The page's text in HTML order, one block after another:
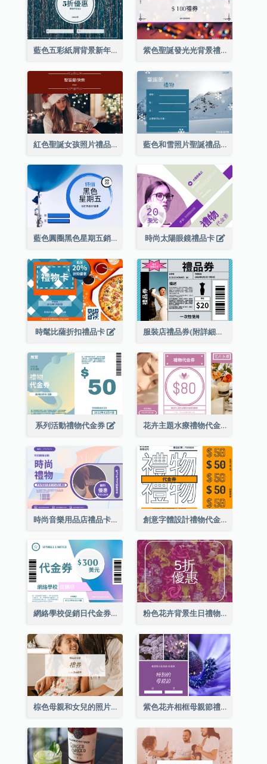
藍色五彩紙屑背景新年銷售禮品卡 紫色聖誕發光光背景禮品卡
紅色聖誕女孩照片禮品卡 藍色和雪照片聖誕禮品卡
藍色圓圈黑色星期五銷售禮品卡 時尚太陽眼鏡禮品卡
時髦比薩折扣禮品卡 服裝店禮品券(附詳細資訊)
系列活動禮物代金券 花卉主題水療禮物代金券
時尚音樂用品店禮品卡 創意字體設計禮物代金券
網絡學校促銷日代金券 粉色花卉背景生日禮物卡
棕色母親和女兒的照片母親節的禮品卡 紫色花卉相框母親節禮品卡